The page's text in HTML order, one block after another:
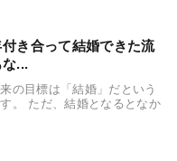
き合って結婚できた流
...
の目標は「結婚」だという
。 ただ、結婚となるとなか